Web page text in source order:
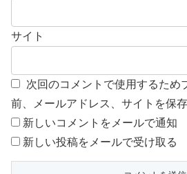
サイト
次回のコメントで使用するため
前、メールアドレス、サイトを保存
新しいコメントをメールで通知
新しい投稿をメールで受け取る